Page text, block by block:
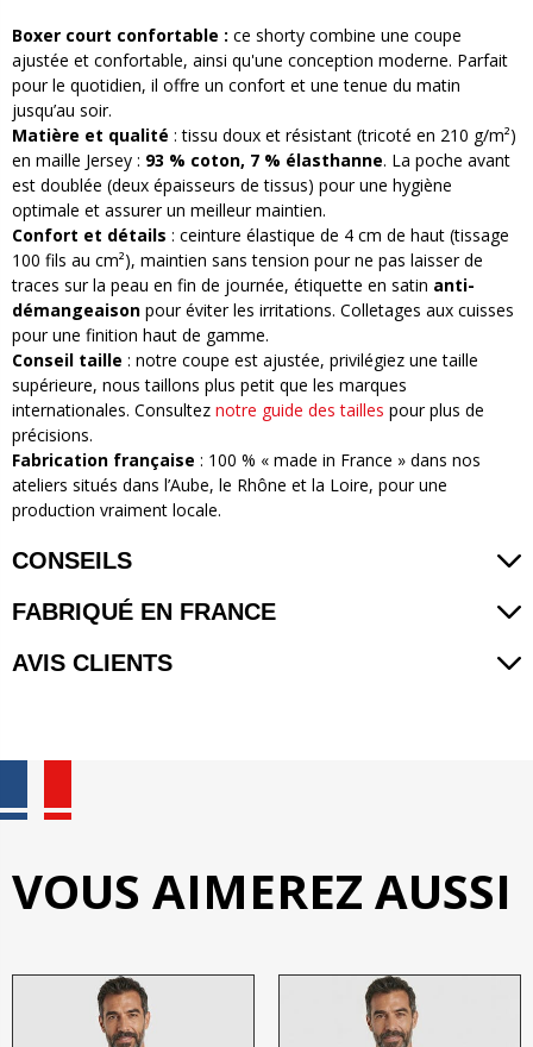
Boxer court confortable : ce shorty combine une coupe
ajustée et confortable, ainsi qu'une conception moderne. Parfait
pour le quotidien, il offre un confort et une tenue du matin
jusqu’au soir.
Matière et qualité : tissu doux et résistant (tricoté en 210 g/m²)
en maille Jersey : 93 % coton, 7 % élasthanne. La poche avant
est doublée (deux épaisseurs de tissus) pour une hygiène
optimale et assurer un meilleur maintien.
Confort et détails : ceinture élastique de 4 cm de haut (tissage
100 fils au cm²), maintien sans tension pour ne pas laisser de
traces sur la peau en fin de journée, étiquette en satin anti-
démangeaison pour éviter les irritations. Colletages aux cuisses
pour une finition haut de gamme.
Conseil taille : notre coupe est ajustée, privilégiez une taille
supérieure, nous taillons plus petit que les marques
internationales. Consultez notre guide des tailles pour plus de
précisions.
Fabrication française : 100 % « made in France » dans nos
ateliers situés dans l’Aube, le Rhône et la Loire, pour une
production vraiment locale.
CONSEILS
FABRIQUÉ EN FRANCE
AVIS CLIENTS
VOUS AIMEREZ AUSSI